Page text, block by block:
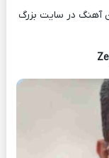
آهنگ در سایت بزرگ